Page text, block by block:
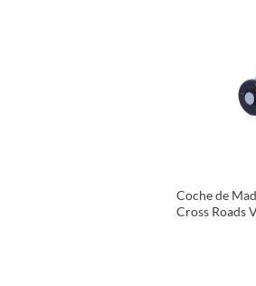
Coche de
Cross Roads